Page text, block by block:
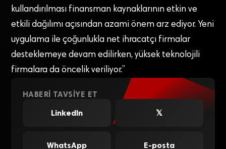
kullandırılması finansman kaynaklarının etkin ve
etkili dağılımı açısından azami önem arz ediyor. Yeni
uygulama ile çoğunlukla net ihracatçı firmalar
desteklemeye devam edilirken, yüksek teknolojili
firmalara da öncelik veriliyor.”
HABERI TAVSIYE ET
LinkedIn
𝕏
WhatsApp E-posta